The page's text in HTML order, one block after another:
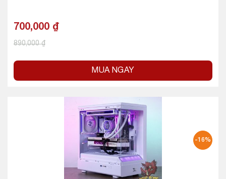
700,000 ₫
890,000₫
MUA NGAY
-16%